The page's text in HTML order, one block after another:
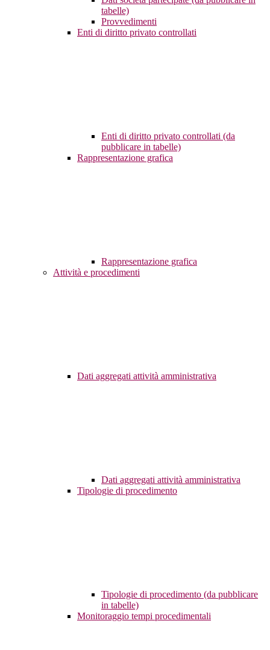
tabelle)
Provvedimenti
Enti di diritto privato controllati
Enti di diritto privato controllati (da
pubblicare in tabelle)
Rappresentazione grafica
Rappresentazione grafica
Attività e procedimenti
Dati aggregati attività amministrativa
Dati aggregati attività amministrativa
Tipologie di procedimento
Tipologie di procedimento (da pubblicare
in tabelle)
Monitoraggio tempi procedimentali